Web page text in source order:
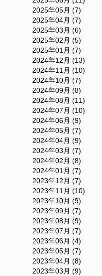
2025年05月 (7)
2025年04月 (7)
2025年03月 (6)
2025年02月 (5)
2025年01月 (7)
2024年12月 (13)
2024年11月 (10)
2024年10月 (7)
2024年09月 (8)
2024年08月 (11)
2024年07月 (10)
2024年06月 (9)
2024年05月 (7)
2024年04月 (9)
2024年03月 (7)
2024年02月 (8)
2024年01月 (7)
2023年12月 (7)
2023年11月 (10)
2023年10月 (9)
2023年09月 (7)
2023年08月 (9)
2023年07月 (7)
2023年06月 (4)
2023年05月 (7)
2023年04月 (8)
2023年03月 (9)